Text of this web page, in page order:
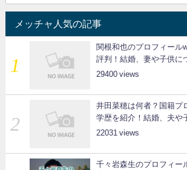
メッチャ人気の記事
関根和也のプロフィール
評判！結婚、妻や子供に
29400
井田菜穂は何者？国籍プ
学歴を紹介！結婚、夫や
22031
千々岩森生のプロフィー